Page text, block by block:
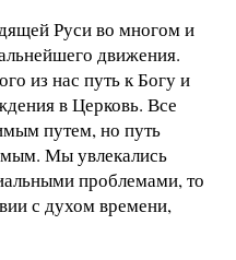
Руси во многом и
движения.
из нас путь к Богу и
в Церковь. Все
путем, но путь
Мы увлекались
проблемами, то
с духом времени,